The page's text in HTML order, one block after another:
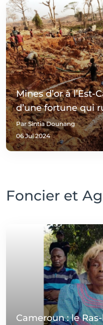
Mines d’or à
d’une fortune qui
Par Sintia Dounang
06 Jul 2024
Foncier et
Cameroun : le